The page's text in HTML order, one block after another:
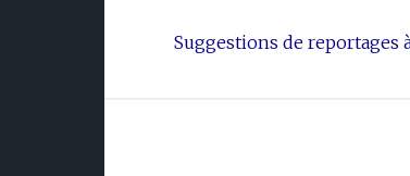
Suggestions de reportages